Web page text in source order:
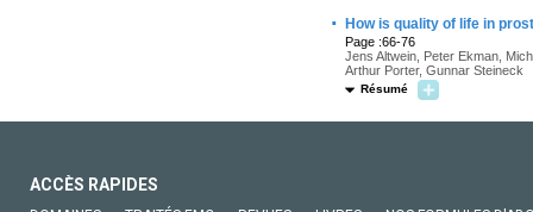
· How is quality of life in
Page :66-76
Jens Altwein, Peter Ekman,
Arthur Porter, Gunnar Steineck
Résumé
ACCÈS RAPIDES